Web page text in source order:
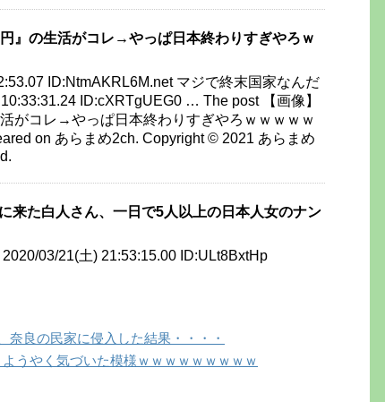
円』の生活がコレ→やっぱ日本終わりすぎやろｗ
ID:NtmAKRL6M.net マジで終末国家なんだ
ID:cXRTgUEG0 … The post 【画像】
活がコレ→やっぱ日本終わりすぎやろｗｗｗｗｗ
on あらまめ2ch. Copyright © 2021 あらまめ
来た白人さん、一日で5人以上の日本人女のナン
2020/03/21(土) 21:53:15.00 ID:ULt8BxtHp
奈良の民家に侵入した結果・・・・
うやく気づいた模様ｗｗｗｗｗｗｗｗｗ